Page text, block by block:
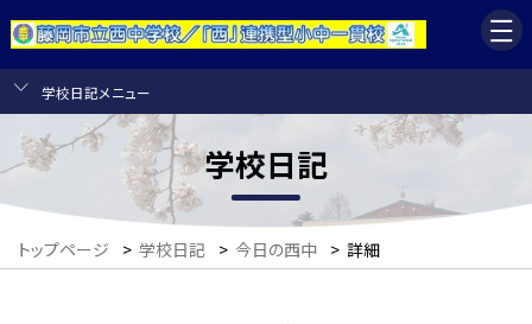
学校日記メニュー
学校日記
トップページ > 学校日記 > 今日の西中 > 詳細